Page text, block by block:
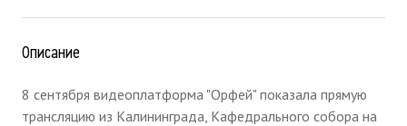
Описание
8 сентября видеоплатформа "Орфей" показала прямую
трансляцию из Калининграда, Кафедрального собора на